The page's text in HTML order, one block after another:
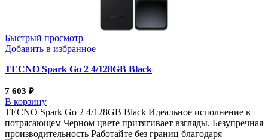
Быстрый просмотр
Добавить в избранное
TECNO Spark Go 2 4/128GB Black
7 603 ₽
В корзину
TECNO Spark Go 2 4/128GB Black Идеальное исполнение в
потрясающем Черном цвете притягивает взгляды. Безупречная
производительность Работайте без границ благодаря